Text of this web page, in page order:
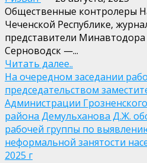
Общественные контролеры
Чеченской Республике,
представители
Серноводск —...
Читать далее..
На очередном заседании
председательством
Администрации
района Демульханова Д.Ж.
рабочей группы по
неформальной занятости
2025 г